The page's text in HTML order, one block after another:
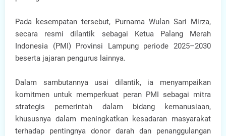
Pada kesempatan tersebut, Purnama Wulan Sari Mirza,
secara resmi dilantik sebagai Ketua Palang Merah
Indonesia (PMI) Provinsi Lampung periode 2025–2030
beserta jajaran pengurus lainnya.
Dalam sambutannya usai dilantik, ia menyampaikan
komitmen untuk memperkuat peran PMI sebagai mitra
strategis pemerintah dalam bidang kemanusiaan,
khususnya dalam meningkatkan kesadaran masyarakat
terhadap pentingnya donor darah dan penanggulangan